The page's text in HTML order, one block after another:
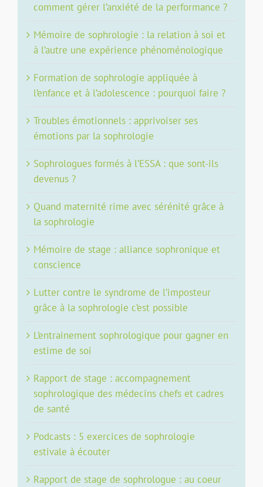
comment gérer l’anxiété de la performance ?
Mémoire de sophrologie : la relation à soi et
à l’autre une expérience phénoménologique
Formation de sophrologie appliquée à
l’enfance et à l’adolescence : pourquoi faire ?
Troubles émotionnels : apprivoiser ses
émotions par la sophrologie
Sophrologues formés à l’ESSA : que sont-ils
devenus ?
Quand maternité rime avec sérénité grâce à
la sophrologie
Mémoire de stage : alliance sophronique et
conscience
Lutter contre le syndrome de l’imposteur
grâce à la sophrologie c’est possible
L’entrainement sophrologique pour gagner en
estime de soi
Rapport de stage : accompagnement
sophrologique des médecins chefs et cadres
de santé
Podcasts : 5 exercices de sophrologie
estivale à écouter
Rapport de stage de sophrologue : au coeur